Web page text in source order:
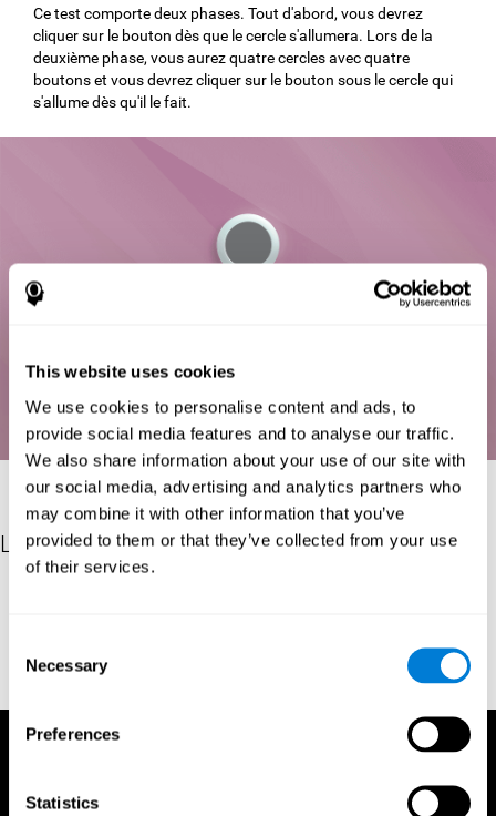
This website uses cookies
We use cookies to personalise content and ads, to
provide social media features and to analyse our traffic.
We also share information about your use of our site with
our social media, advertising and analytics partners who
may combine it with other information that you’ve
provided to them or that they’ve collected from your use
of their services.
Selection
Necessary
Preferences
Statistics
Ce test comporte deux phases. Tout d'abord, vous devrez
cliquer sur le bouton dès que le cercle s'allumera. Lors de la
deuxième phase, vous aurez quatre cercles avec quatre
boutons et vous devrez cliquer sur le bouton sous le cercle qui
s'allume dès qu'il le fait.
Les références
Research Methods, 43(1), 258-268.
https://doi.org/10.3758/s13428-010-0024-1